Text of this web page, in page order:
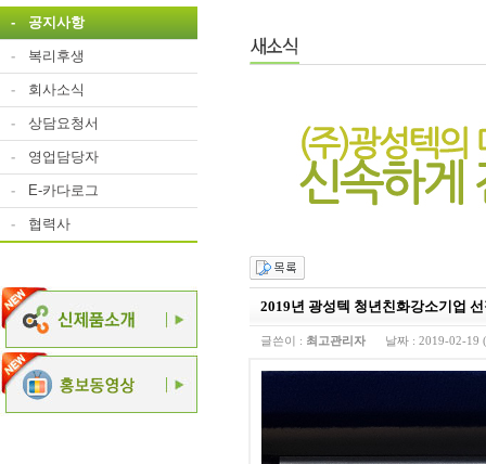
- 공지사항
- 복리후생
- 회사소식
- 상담요청서
- 영업담당자
- E-카다로그
- 협력사
2019년 광성텍 청년친화강소기업
글쓴이 : 최고관리자 날짜 : 2019-02-19